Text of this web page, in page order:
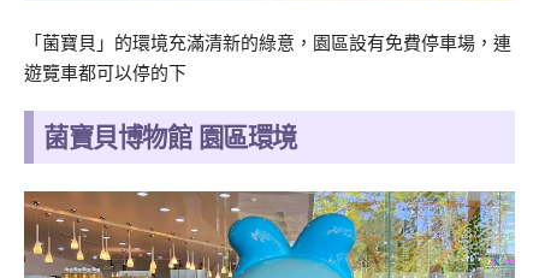
「菌寶貝」的環境充滿清新的綠意，園區設有免費停車場，連
遊覽車都可以停的下
菌寶貝博物館 園區環境